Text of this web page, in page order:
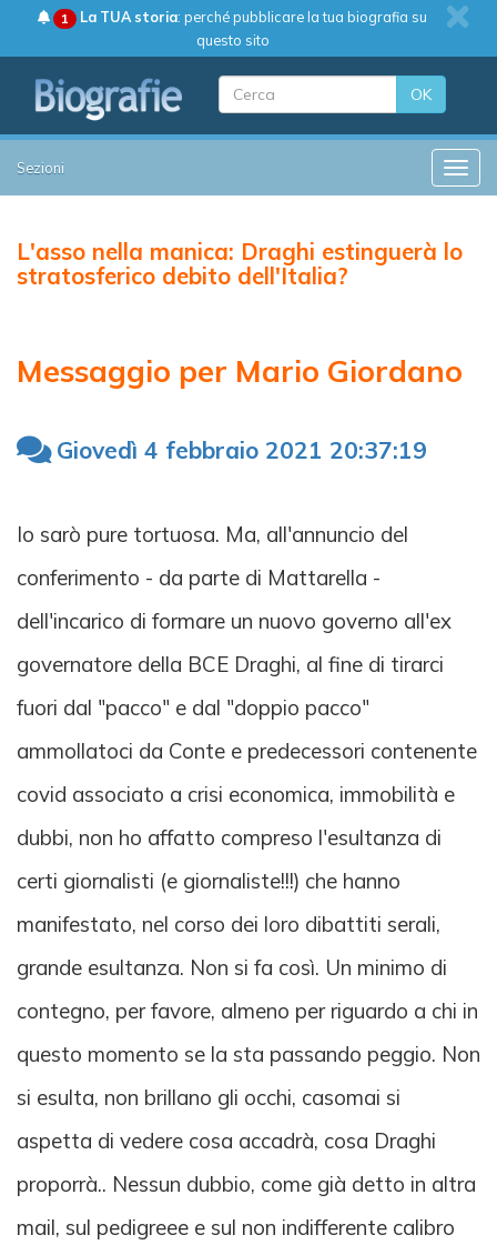
1 La TUA storia: perché pubblicare la tua biografia su
questo sito
OK
Sezioni
L'asso nella manica: Draghi estinguerà lo
stratosferico debito dell'Italia?
Messaggio per Mario Giordano
Giovedì 4 febbraio 2021 20:37:19
Io sarò pure tortuosa. Ma, all'annuncio del
conferimento - da parte di Mattarella -
dell'incarico di formare un nuovo governo all'ex
governatore della BCE Draghi, al fine di tirarci
fuori dal "pacco" e dal "doppio pacco"
ammollatoci da Conte e predecessori contenente
covid associato a crisi economica, immobilità e
dubbi, non ho affatto compreso l'esultanza di
certi giornalisti (e giornaliste!!!) che hanno
manifestato, nel corso dei loro dibattiti serali,
grande esultanza. Non si fa così. Un minimo di
contegno, per favore, almeno per riguardo a chi in
questo momento se la sta passando peggio. Non
si esulta, non brillano gli occhi, casomai si
aspetta di vedere cosa accadrà, cosa Draghi
proporrà.. Nessun dubbio, come già detto in altra
mail, sul pedigreee e sul non indifferente calibro